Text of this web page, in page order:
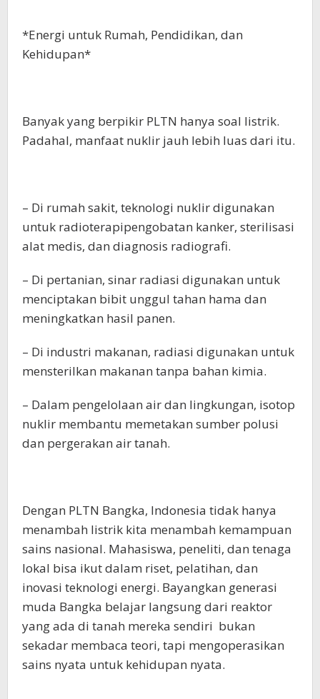
*Energi untuk Rumah, Pendidikan, dan
Kehidupan*
Banyak yang berpikir PLTN hanya soal listrik.
Padahal, manfaat nuklir jauh lebih luas dari itu.
– Di rumah sakit, teknologi nuklir digunakan
untuk radioterapipengobatan kanker, sterilisasi
alat medis, dan diagnosis radiografi.
– Di pertanian, sinar radiasi digunakan untuk
menciptakan bibit unggul tahan hama dan
meningkatkan hasil panen.
– Di industri makanan, radiasi digunakan untuk
mensterilkan makanan tanpa bahan kimia.
– Dalam pengelolaan air dan lingkungan, isotop
nuklir membantu memetakan sumber polusi
dan pergerakan air tanah.
Dengan PLTN Bangka, Indonesia tidak hanya
menambah listrik kita menambah kemampuan
sains nasional. Mahasiswa, peneliti, dan tenaga
lokal bisa ikut dalam riset, pelatihan, dan
inovasi teknologi energi. Bayangkan generasi
muda Bangka belajar langsung dari reaktor
yang ada di tanah mereka sendiri bukan
sekadar membaca teori, tapi mengoperasikan
sains nyata untuk kehidupan nyata.